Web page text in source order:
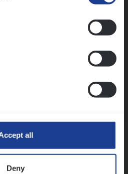
all
Deny